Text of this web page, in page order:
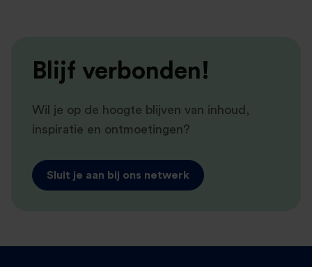
Blijf verbonden!
Wil je op de hoogte blijven van inhoud,
inspiratie en ontmoetingen?
Sluit je aan bij ons netwerk